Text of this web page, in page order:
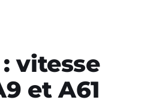
vitesse
et A61